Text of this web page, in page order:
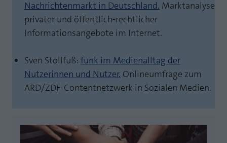
Nachrichtenmarkt in Deutschland. Marktanalyse
privater und öffentlich-rechtlicher
Informationsangebote im Internet.
Sven Stollfuß: funk im Medienalltag der
Nutzerinnen und Nutzer. Onlineumfrage zum
ARD/ZDF-Contentnetzwerk in Sozialen Medien.